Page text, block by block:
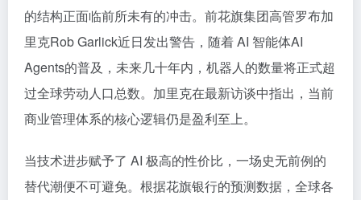
的结构正面临前所未有的冲击。前花旗集团高管罗布加
里克Rob Garlick近日发出警告，随着 AI 智能体AI
Agents的普及，未来几十年内，机器人的数量将正式超
过全球劳动人口总数。加里克在最新访谈中指出，当前
商业管理体系的核心逻辑仍是盈利至上。
当技术进步赋予了 AI 极高的性价比，一场史无前例的
替代潮便不可避免。根据花旗银行的预测数据，全球各